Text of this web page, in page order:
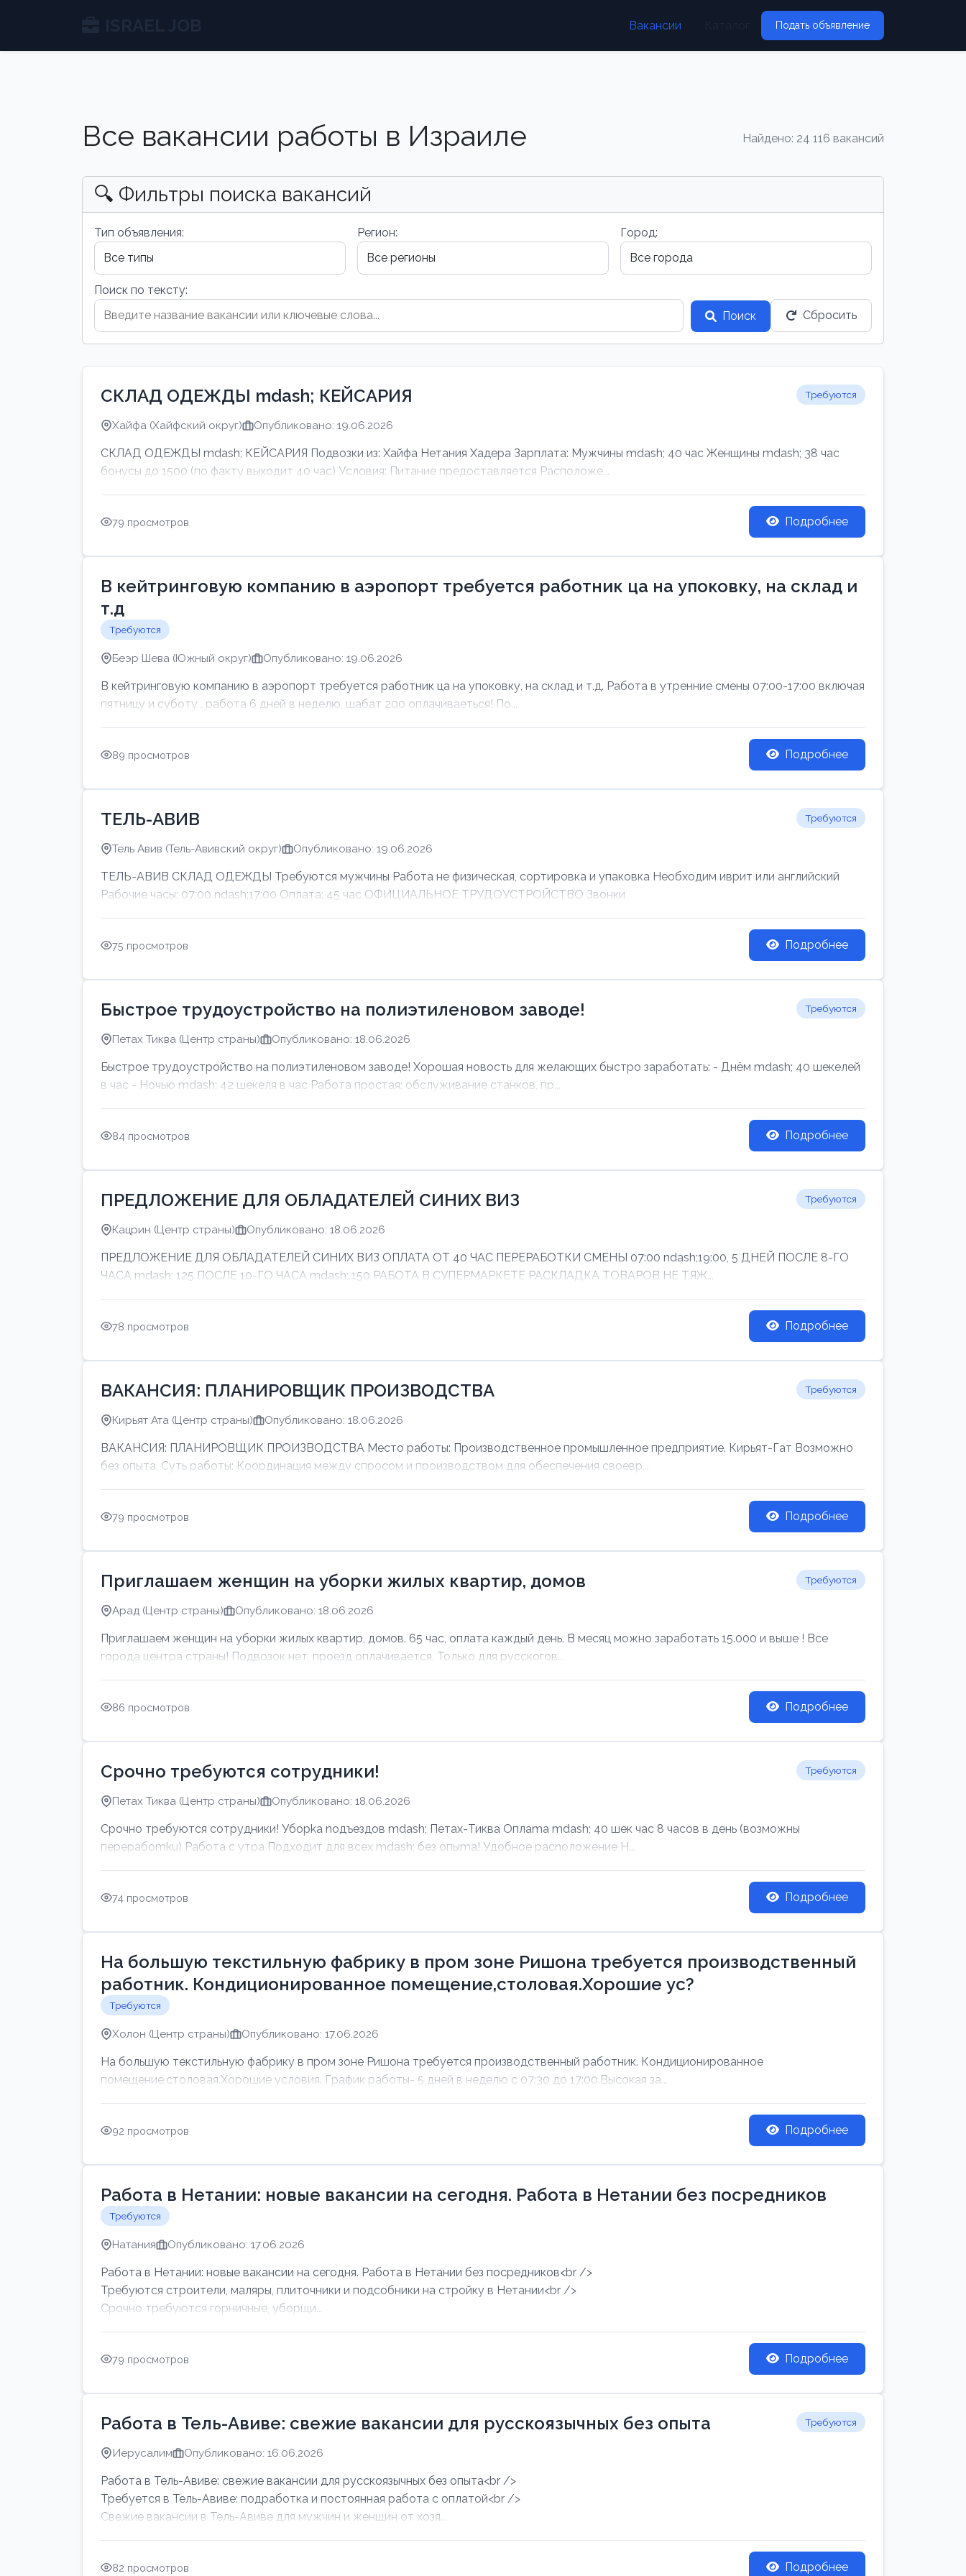
Вакансии Подать объявление
Все вакансии работы в Израиле Найдено: 24 116 вакансий
🔍 Фильтры поиска вакансий
Тип объявления: Регион: Город:
Поиск по тексту:
Поиск
Сбросить
СКЛАД ОДЕЖДЫ mdash; КЕЙСАРИЯ Требуются
Хайфа (Хайфский округ) Опубликовано: 19.06.2026
СКЛАД ОДЕЖДЫ mdash; КЕЙСАРИЯ Подвозки из: Хайфа Нетания Хадера Зарплата: Мужчины mdash; 40 час Женщины mdash; 38 час
бонусы до 1500 (по факту выходит 40 час) Условия: Питание предоставляется Расположе...
79 просмотров Подробнее
В кейтринговую компанию в аэропорт требуется работник ца на упоковку, на склад и
т.д
Требуются
Беэр Шева (Южный округ) Опубликовано: 19.06.2026
В кейтринговую компанию в аэропорт требуется работник ца на упоковку, на склад и т.д. Работа в утренние смены 07:00-17:00 включая
пятницу и суботу , работа 6 дней в неделю, шабат 200 оплачиваеться! По...
89 просмотров Подробнее
ТЕЛЬ-АВИВ Требуются
Тель Авив (Тель-Авивский округ) Опубликовано: 19.06.2026
ТЕЛЬ-АВИВ СКЛАД ОДЕЖДЫ Требуются мужчины Работа не физическая, сортировка и упаковка Необходим иврит или английский
Рабочие часы: 07:00 ndash;17:00 Оплата: 45 час ОФИЦИАЛЬНОЕ ТРУДОУСТРОЙСТВО Звонки
75 просмотров Подробнее
Быстрое трудоустройство на полиэтиленовом заводе! Требуются
Петах Тиква (Центр страны) Опубликовано: 18.06.2026
Быстрое трудоустройство на полиэтиленовом заводе! Хорошая новость для желающих быстро заработать: - Днём mdash; 40 шекелей
в час - Ночью mdash; 42 шекеля в час Работа простая: обслуживание станков, пр...
84 просмотров Подробнее
ПРЕДЛОЖЕНИЕ ДЛЯ ОБЛАДАТЕЛЕЙ СИНИХ ВИЗ Требуются
Кацрин (Центр страны) Опубликовано: 18.06.2026
ПРЕДЛОЖЕНИЕ ДЛЯ ОБЛАДАТЕЛЕЙ СИНИХ ВИЗ ОПЛАТА ОТ 40 ЧАС ПЕРЕРАБОТКИ СМЕНЫ 07:00 ndash;19:00, 5 ДНЕЙ ПОСЛЕ 8-ГО
ЧАСА mdash; 125 ПОСЛЕ 10-ГО ЧАСА mdash; 150 РАБОТА В СУПЕРМАРКЕТЕ РАСКЛАДКА ТОВАРОВ НЕ ТЯЖ...
78 просмотров Подробнее
ВАКАНСИЯ: ПЛАНИРОВЩИК ПРОИЗВОДСТВА Требуются
Кирьят Ата (Центр страны) Опубликовано: 18.06.2026
ВАКАНСИЯ: ПЛАНИРОВЩИК ПРОИЗВОДСТВА Место работы: Производственное промышленное предприятие. Кирьят-Гат Возможно
без опыта. Суть работы: Координация между спросом и производством для обеспечения своевр...
79 просмотров Подробнее
Приглашаем женщин на уборки жилых квартир, домов Требуются
Арад (Центр страны) Опубликовано: 18.06.2026
Приглашаем женщин на уборки жилых квартир, домов. 65 час, оплата каждый день. В месяц можно заработать 15.000 и выше ! Все
города центра страны! Подвозок нет, проезд оплачивается. Только для русскогов...
86 просмотров Подробнее
Срочно требуются сотрудники! Требуются
Петах Тиква (Центр страны) Опубликовано: 18.06.2026
Срочно требуются сотрудники! Убоpkа noдъездов mdash; Петах-Тиква Оплаma mdash; 40 шек час 8 часов в день (возможны
перерабоmku) Работа с утpa Подходит для всех mdash; без опыma! Удобное раcnoложение Н...
74 просмотров Подробнее
На большую текстильную фабрику в пром зоне Ришона требуется производственный
работник. Кондиционированное помещение,столовая.Хорошие ус?
Требуются
Холон (Центр страны) Опубликовано: 17.06.2026
На большую текстильную фабрику в пром зоне Ришона требуется производственный работник. Кондиционированное
помещение,столовая.Хорошие условия. График работы- 5 дней в неделю с 07:30 до 17:00.Высокая за...
92 просмотров Подробнее
Работа в Нетании: новые вакансии на сегодня. Работа в Нетании без посредников
Требуются
Натания Опубликовано: 17.06.2026
Работа в Нетании: новые вакансии на сегодня. Работа в Нетании без посредников<br />
Требуются строители, маляры, плиточники и подсобники на стройку в Нетании<br />
Срочно требуются горничные, уборщи...
79 просмотров Подробнее
Работа в Тель-Авиве: свежие вакансии для русскоязычных без опыта Требуются
Иерусалим Опубликовано: 16.06.2026
Работа в Тель-Авиве: свежие вакансии для русскоязычных без опыта<br />
Требуется в Тель-Авиве: подработка и постоянная работа с оплатой<br />
Свежие вакансии в Тель-Авиве для мужчин и женщин от хозя...
82 просмотров Подробнее